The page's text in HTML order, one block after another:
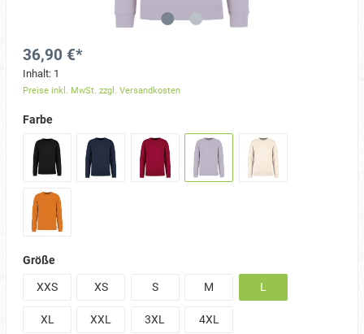
36,90 €*
Inhalt: 1
Preise inkl. MwSt. zzgl. Versandkosten
Farbe
Größe
XXS
XS S M L
XL XXL 3XL 4XL